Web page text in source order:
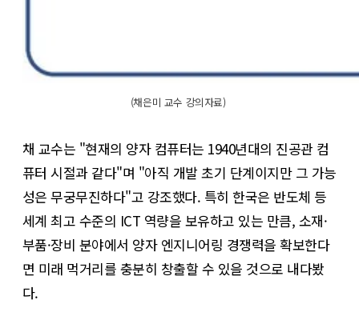
(채은미 교수 강의자료)
채 교수는 "현재의 양자 컴퓨터는 1940년대의 진공관 컴
퓨터 시절과 같다"며 "아직 개발 초기 단계이지만 그 가능
성은 무궁무진하다"고 강조했다. 특히 한국은 반도체 등
세계 최고 수준의 ICT 역량을 보유하고 있는 만큼, 소재·
부품·장비 분야에서 양자 엔지니어링 경쟁력을 확보한다
면 미래 먹거리를 충분히 창출할 수 있을 것으로 내다봤
다.